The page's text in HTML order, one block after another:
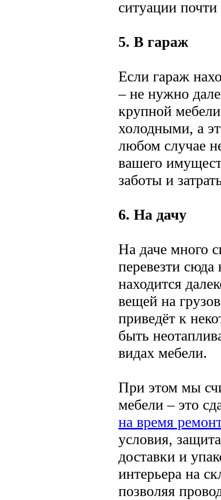
ситуации
5. В гараж
Если гараж
– не нужно
крупной
холодными, а
любом случае
вашего
заботы и
6. На дачу
На даче много
перевезти
находится
вещей на
приведёт к
быть
видах мебели.
При этом мы
мебели – это
на время
условия,
доставки и
интерьера на
позволяя